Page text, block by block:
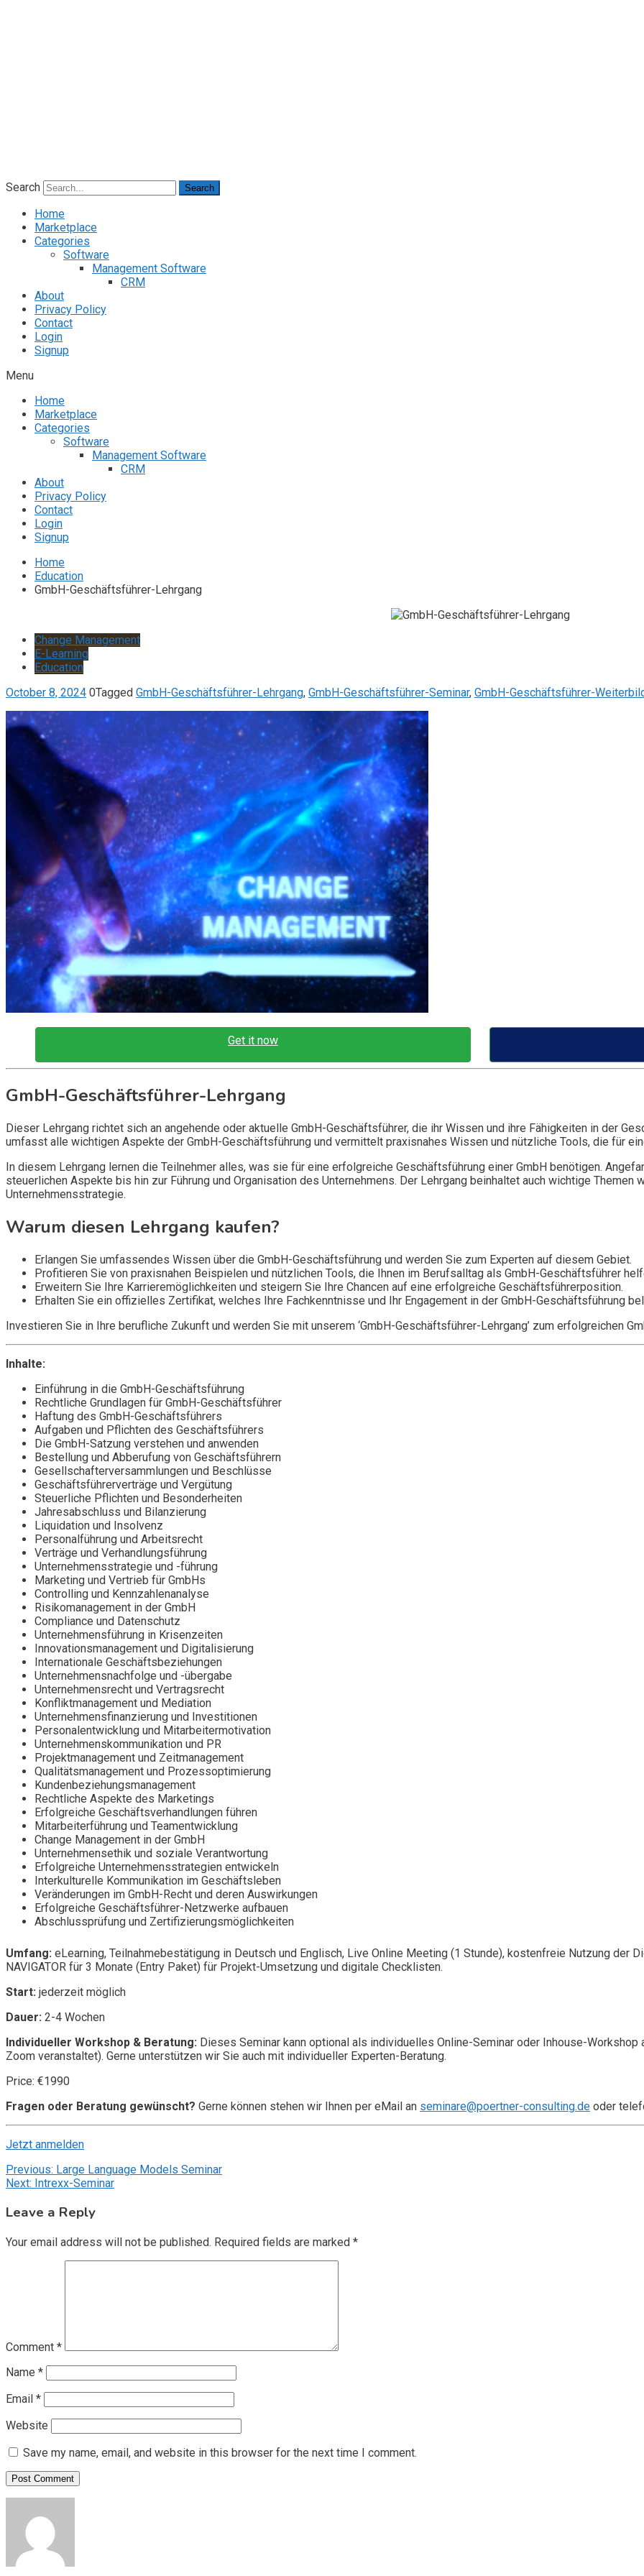
Search Search
Home
Marketplace
Categories
Software
Management Software
CRM
About
Privacy Policy
Contact
Login
Signup
Menu
Home
Marketplace
Categories
Software
Management Software
CRM
About
Privacy Policy
Contact
Login
Signup
Home
Education
GmbH-Geschäftsführer-Lehrgang
Change Management
E-Learning
Education
October 8, 2024 0Tagged GmbH-Geschäftsführer-Lehrgang, GmbH-Geschäftsführer-Seminar, GmbH-Geschäftsführer-
Get it now
GmbH-Geschäftsführer-Lehrgang
Dieser Lehrgang richtet sich an angehende oder aktuelle GmbH-Geschäftsführer, die ihr Wissen und ihre Fähigkeiten in der
umfasst alle wichtigen Aspekte der GmbH-Geschäftsführung und vermittelt praxisnahes Wissen und nützliche Tools, die für
In diesem Lehrgang lernen die Teilnehmer alles, was sie für eine erfolgreiche Geschäftsführung einer GmbH benötigen.
steuerlichen Aspekte bis hin zur Führung und Organisation des Unternehmens. Der Lehrgang beinhaltet auch wichtige Themen
Unternehmensstrategie.
Warum diesen Lehrgang kaufen?
Erlangen Sie umfassendes Wissen über die GmbH-Geschäftsführung und werden Sie zum Experten auf diesem Gebiet.
Profitieren Sie von praxisnahen Beispielen und nützlichen Tools, die Ihnen im Berufsalltag als GmbH-Geschäftsführer
Erweitern Sie Ihre Karrieremöglichkeiten und steigern Sie Ihre Chancen auf eine erfolgreiche Geschäftsführerposition.
Erhalten Sie ein offizielles Zertifikat, welches Ihre Fachkenntnisse und Ihr Engagement in der GmbH-Geschäftsführung
Investieren Sie in Ihre berufliche Zukunft und werden Sie mit unserem ‘GmbH-Geschäftsführer-Lehrgang’ zum erfolgreichen
Inhalte:
Einführung in die GmbH-Geschäftsführung
Rechtliche Grundlagen für GmbH-Geschäftsführer
Haftung des GmbH-Geschäftsführers
Aufgaben und Pflichten des Geschäftsführers
Die GmbH-Satzung verstehen und anwenden
Bestellung und Abberufung von Geschäftsführern
Gesellschafterversammlungen und Beschlüsse
Geschäftsführerverträge und Vergütung
Steuerliche Pflichten und Besonderheiten
Jahresabschluss und Bilanzierung
Liquidation und Insolvenz
Personalführung und Arbeitsrecht
Verträge und Verhandlungsführung
Unternehmensstrategie und -führung
Marketing und Vertrieb für GmbHs
Controlling und Kennzahlenanalyse
Risikomanagement in der GmbH
Compliance und Datenschutz
Unternehmensführung in Krisenzeiten
Innovationsmanagement und Digitalisierung
Internationale Geschäftsbeziehungen
Unternehmensnachfolge und -übergabe
Unternehmensrecht und Vertragsrecht
Konfliktmanagement und Mediation
Unternehmensfinanzierung und Investitionen
Personalentwicklung und Mitarbeitermotivation
Unternehmenskommunikation und PR
Projektmanagement und Zeitmanagement
Qualitätsmanagement und Prozessoptimierung
Kundenbeziehungsmanagement
Rechtliche Aspekte des Marketings
Erfolgreiche Geschäftsverhandlungen führen
Mitarbeiterführung und Teamentwicklung
Change Management in der GmbH
Unternehmensethik und soziale Verantwortung
Erfolgreiche Unternehmensstrategien entwickeln
Interkulturelle Kommunikation im Geschäftsleben
Veränderungen im GmbH-Recht und deren Auswirkungen
Erfolgreiche Geschäftsführer-Netzwerke aufbauen
Abschlussprüfung und Zertifizierungsmöglichkeiten
Umfang: eLearning, Teilnahmebestätigung in Deutsch und Englisch, Live Online Meeting (1 Stunde), kostenfreie Nutzung der
NAVIGATOR für 3 Monate (Entry Paket) für Projekt-Umsetzung und digitale Checklisten.
Start: jederzeit möglich
Dauer: 2-4 Wochen
Individueller Workshop & Beratung: Dieses Seminar kann optional als individuelles Online-Seminar oder Inhouse-
Zoom veranstaltet). Gerne unterstützen wir Sie auch mit individueller Experten-Beratung.
Price: €1990
Fragen oder Beratung gewünscht? Gerne können stehen wir Ihnen per eMail an seminare@poertner-consulting.de oder
Jetzt anmelden
Post
navigation
Previous: Large Language Models Seminar
Next: Intrexx-Seminar
Leave a Reply
Your email address will not be published. Required fields are marked *
Comment *
Name *
Email *
Website
Save my name, email, and website in this browser for the next time I comment.